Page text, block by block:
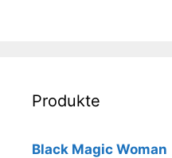
Produkte
Black Magic Woman